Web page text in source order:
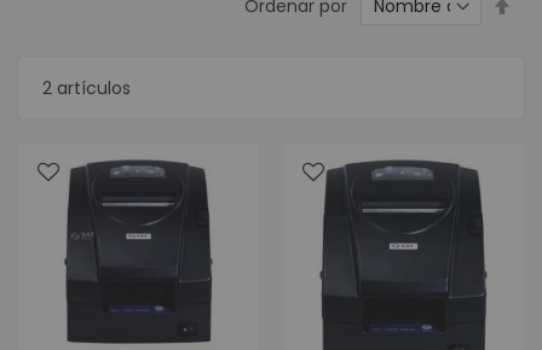
2 artículos
Ordenar por